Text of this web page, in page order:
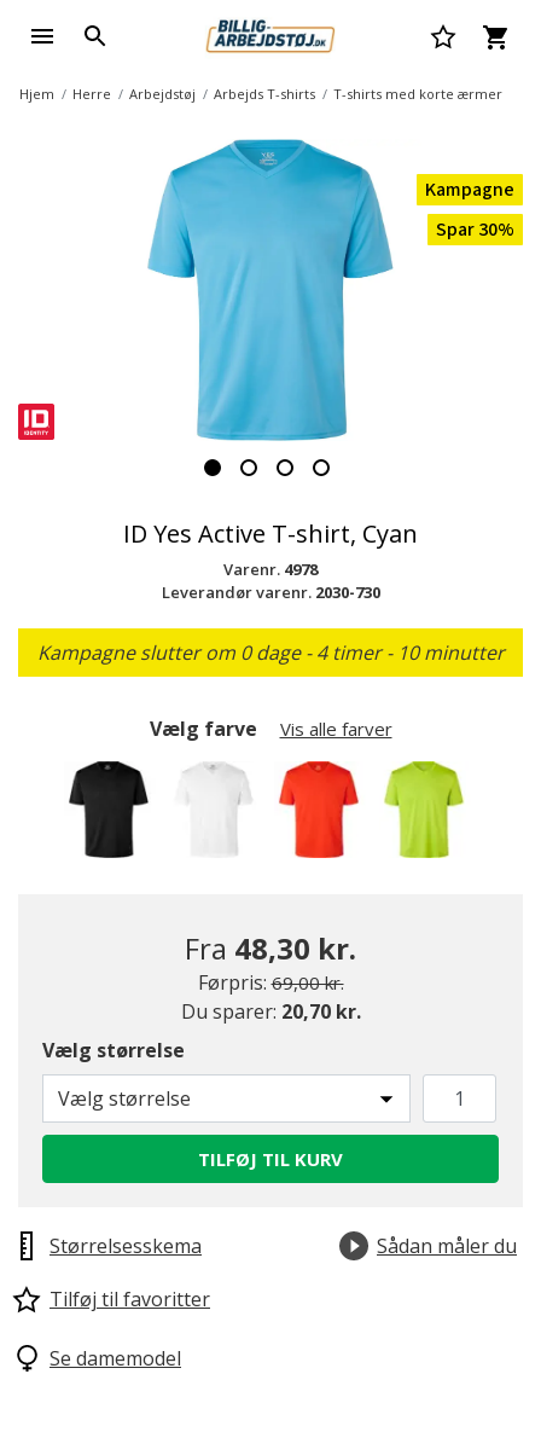
Hjem Herre Arbejdstøj Arbejds T-shirts T-shirts med korte ærmer
Kampagne
Spar 30%
ID Yes Active T-shirt, Cyan
Varenr. 4978
Leverandør varenr. 2030-730
Kampagne slutter om 0 dage - 4 timer - 10 minutter
Vælg farve Vis alle farver
Fra 48,30 kr.
Førpris: Pris nedsat fra
69,00 kr.til
Du sparer: 20,70 kr.
Vælg størrelse
Vælg størrelse
TILFØJ TIL KURV
Størrelsesskema
Sådan måler du
Tilføj til favoritter
Se damemodel